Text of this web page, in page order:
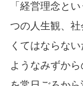
「経営理念と
つの人生観、
くてはならな
ようなみずか